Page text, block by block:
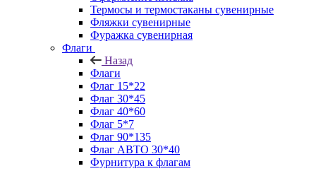
Термосы и термостаканы сувенирные
Фляжки сувенирные
Фуражка сувенирная
Флаги
Назад
Флаги
Флаг 15*22
Флаг 30*45
Флаг 40*60
Флаг 5*7
Флаг 90*135
Флаг АВТО 30*40
Фурнитура к флагам